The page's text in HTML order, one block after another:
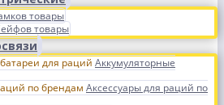
товары
товары
Аккумуляторные
Аксессуары для раций по